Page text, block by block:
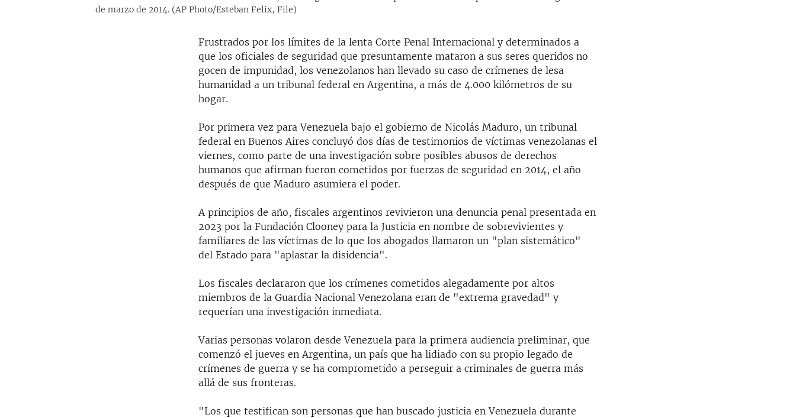
de marzo de 2014. (AP Photo/Esteban Felix, File)
Frustrados por los límites de la lenta Corte Penal Internacional y determinados a
que los oficiales de seguridad que presuntamente mataron a sus seres queridos no
gocen de impunidad, los venezolanos han llevado su caso de crímenes de lesa
humanidad a un tribunal federal en Argentina, a más de 4.000 kilómetros de su
hogar.
Por primera vez para Venezuela bajo el gobierno de Nicolás Maduro, un tribunal
federal en Buenos Aires concluyó dos días de testimonios de víctimas venezolanas el
viernes, como parte de una investigación sobre posibles abusos de derechos
humanos que afirman fueron cometidos por fuerzas de seguridad en 2014, el año
después de que Maduro asumiera el poder.
A principios de año, fiscales argentinos revivieron una denuncia penal presentada en
2023 por la Fundación Clooney para la Justicia en nombre de sobrevivientes y
familiares de las víctimas de lo que los abogados llamaron un "plan sistemático"
del Estado para "aplastar la disidencia".
Los fiscales declararon que los crímenes cometidos alegadamente por altos
miembros de la Guardia Nacional Venezolana eran de "extrema gravedad" y
requerían una investigación inmediata.
Varias personas volaron desde Venezuela para la primera audiencia preliminar, que
comenzó el jueves en Argentina, un país que ha lidiado con su propio legado de
crímenes de guerra y se ha comprometido a perseguir a criminales de guerra más
allá de sus fronteras.
"Los que testifican son personas que han buscado justicia en Venezuela durante